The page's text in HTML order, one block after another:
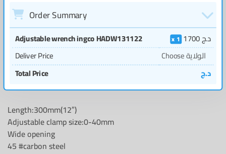
Order Summary
Adjustable wrench ingco HADW131122 1 1700د.ج
Deliver Price
Choose الولاية
Total Price
د.ج
Length:300mm(12″)
Adjustable clamp size:0-40mm
Wide opening
45 #carbon steel